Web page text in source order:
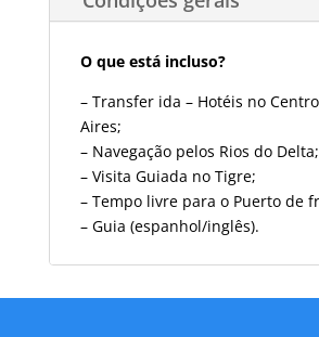
O que está incluso?
– Transfer ida – Hotéis no
Aires;
– Navegação pelos Rios do Delta;
– Visita Guiada no Tigre;
– Tempo livre para o Puerto de
– Guia (espanhol/inglês).